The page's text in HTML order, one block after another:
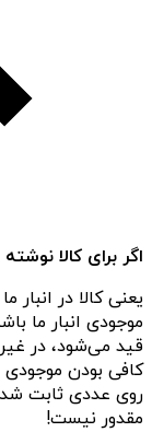
اگر برای کالا
یعنی کالا در
موجودی انبار ما
قید می‌شود، در
کافی بودن موجودی
روی عددی ثابت
مقدور نیست!